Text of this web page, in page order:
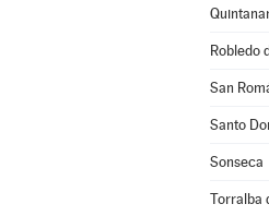
Robledo
San
Santo
Sonseca
Torralba